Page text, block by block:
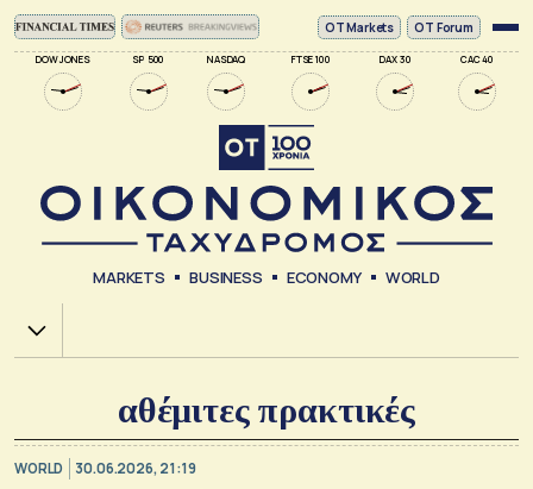
DOW JONES SP 500 NASDAQ FTSE 100 DAX 30 CAC 40
ΟΤ Markets OT Forum
MARKETS BUSINESS ECONOMY WORLD
Χ.Α.
αθέμιτες πρακτικές
WORLD 30.06.2026, 21:19